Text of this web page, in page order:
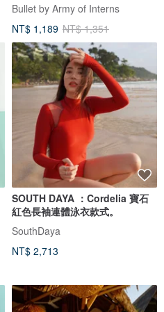
Bullet by Army of Interns
NT$ 1,189 NT$ 1,351
SOUTH DAYA ：Cordelia 寶石
紅色長袖連體泳衣款式。
SouthDaya
NT$ 2,713